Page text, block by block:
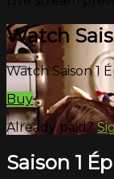
Watch
Watch Saison 1
Buy
Already paid?
Saison 1